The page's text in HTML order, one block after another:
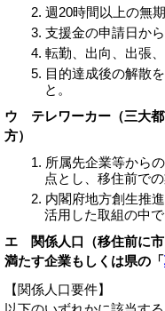
週20時間以上の無
支援金の申請日か
転勤、出向、出張
目的達成後の解散
と。
ウ テレワーカー（三大都
方）
所属先企業等から
点とし、移住前で
内閣府地方創生推
活用した取組の中
エ 関係人口（移住前に市
満たす企業もしくは県の「
【関係人口要件】